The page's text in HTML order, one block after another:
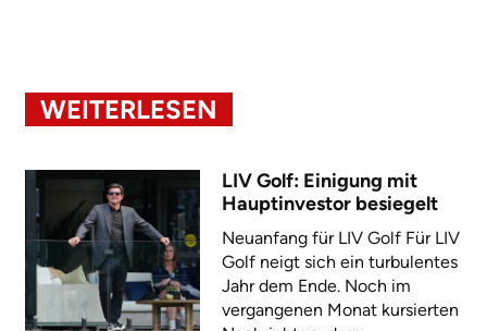
WEITERLESEN
LIV Golf: Einigung mit
Hauptinvestor besiegelt
Neuanfang für LIV Golf Für LIV
Golf neigt sich ein turbulentes
Jahr dem Ende. Noch im
vergangenen Monat kursierten